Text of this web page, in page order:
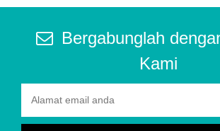
Bergabunglah
Kami